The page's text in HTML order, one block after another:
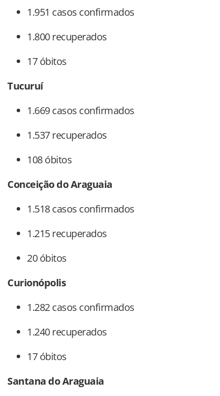
1.951 casos confirmados
1.800 recuperados
17 óbitos
Tucuruí
1.669 casos confirmados
1.537 recuperados
108 óbitos
Conceição do Araguaia
1.518 casos confirmados
1.215 recuperados
20 óbitos
Curionópolis
1.282 casos confirmados
1.240 recuperados
17 óbitos
Santana do Araguaia